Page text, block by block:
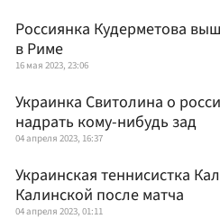
Россиянка Кудерметова
в Риме
16 мая 2023, 23:06
Украинка Свитолина о
надрать кому-нибудь зад
04 апреля 2023, 16:37
Украинская теннисистка
Калинской после матча
04 апреля 2023, 01:11